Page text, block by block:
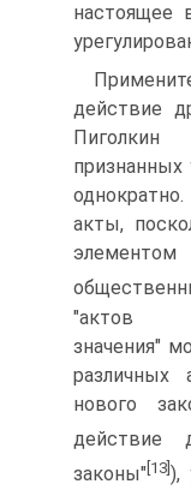
настоящее
действие
Пиголкин
акты,
"актов
значения"
нового
действие
законы" [13] ),